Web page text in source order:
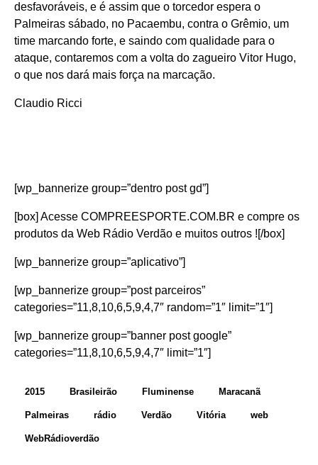
desfavoráveis, e é assim que o torcedor espera o
Palmeiras sábado, no Pacaembu, contra o Grêmio, um
time marcando forte, e saindo com qualidade para o
ataque, contaremos com a volta do zagueiro Vitor Hugo,
o que nos dará mais força na marcação.
Claudio Ricci
[wp_bannerize group=”dentro post gd”]
[box] Acesse COMPREESPORTE.COM.BR e compre os
produtos da Web Rádio Verdão e muitos outros ![/box]
[wp_bannerize group=”aplicativo”]
[wp_bannerize group=”post parceiros”
categories=”11,8,10,6,5,9,4,7″ random=”1″ limit=”1″]
[wp_bannerize group=”banner post google”
categories=”11,8,10,6,5,9,4,7″ limit=”1″]
2015 Brasileirão Fluminense Maracanã
Palmeiras rádio Verdão Vitória web
WebRádioverdão